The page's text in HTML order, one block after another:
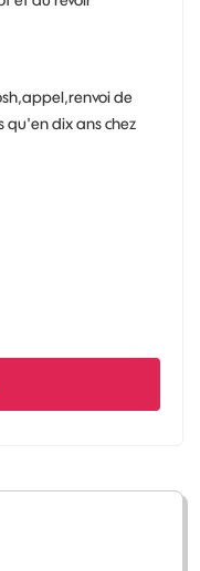
de
qu'en dix ans chez